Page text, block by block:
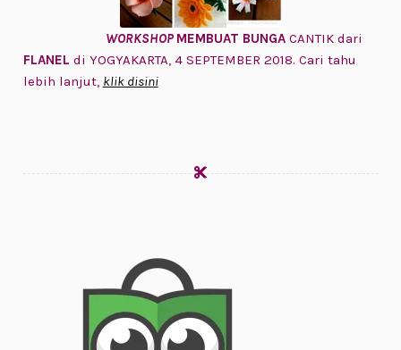
WORKSHOP MEMBUAT BUNGACANTIK dari
FLANEL di YOGYAKARTA, 4 SEPTEMBER 2018. Cari tahu
lebih lanjut, klik disini